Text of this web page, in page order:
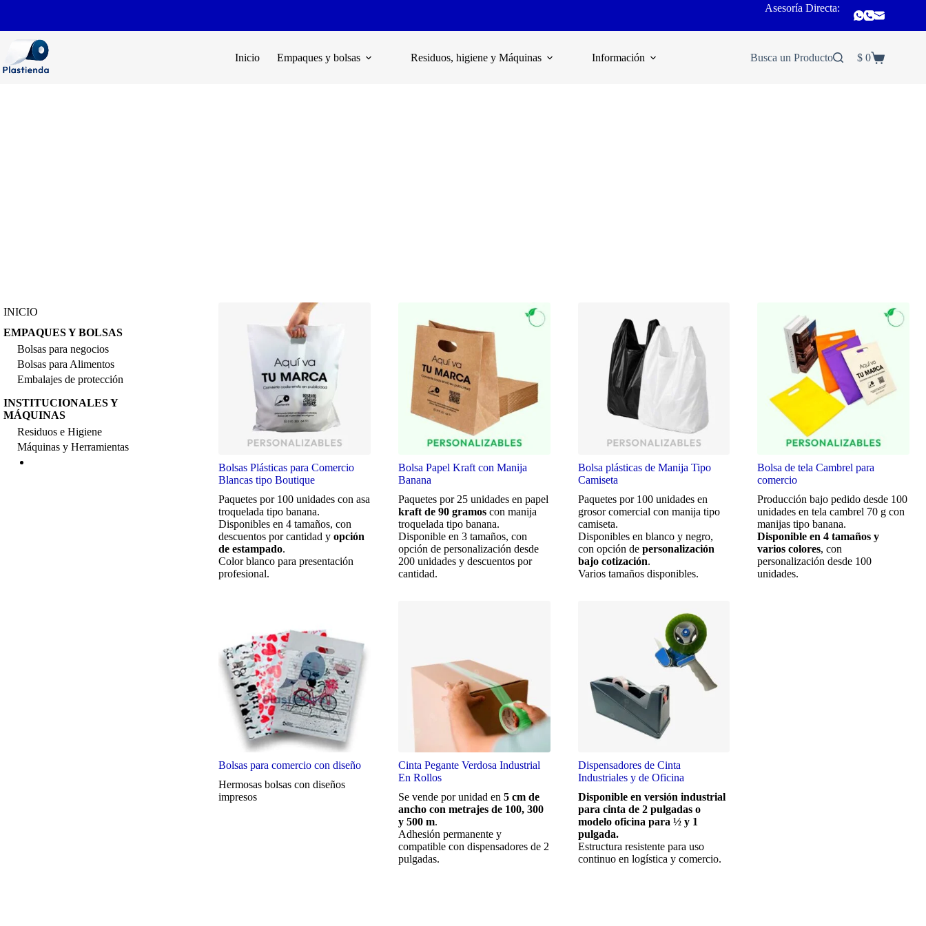
Asesoría Directa:
Inicio Empaques y bolsas Residuos, higiene y Máquinas Información Busca un Producto $ 0
Bolsas Plásticas para Comercio
Blancas tipo Boutique
Paquetes por 100 unidades con asa
troquelada tipo banana.
Disponibles en 4 tamaños, con
descuentos por cantidad y opción
de estampado.
Color blanco para presentación
profesional.
Bolsa Papel Kraft con Manija
Banana
Paquetes por 25 unidades en papel
kraft de 90 gramoscon manija
troquelada tipo banana.
Disponible en 3 tamaños, con
opción de personalización desde
200 unidades y descuentos por
cantidad.
Bolsa plásticas de Manija Tipo
Camiseta
Paquetes por 100 unidades en
grosor comercial con manija tipo
camiseta.
Disponibles en blanco y negro,
con opción depersonalización
bajo cotización.
Varios tamaños disponibles.
Bolsa de tela Cambrel para
comercio
Producción bajo pedido desde 100
unidades en tela cambrel 70 g con
manijas tipo banana.
Disponible en 4 tamaños y
varios colores, con
personalización desde 100
unidades.
Bolsas para comercio con diseño
Hermosas bolsas con diseños
impresos
Cinta Pegante Verdosa Industrial
En Rollos
Se vende por unidad en 5 cm de
ancho con metrajes de 100, 300
y 500 m.
Adhesión permanente y
compatible con dispensadores de 2
pulgadas.
Dispensadores de Cinta
Industriales y de Oficina
Disponible en versión industrial
para cinta de 2 pulgadas o
modelo oficina para ½ y 1
pulgada.
Estructura resistente para uso
continuo en logística y comercio.
INICIO
EMPAQUES Y BOLSAS
Bolsas para negocios
Bolsas para Alimentos
Embalajes de protección
INSTITUCIONALES Y
MÁQUINAS
Residuos e Higiene
Máquinas y Herramientas